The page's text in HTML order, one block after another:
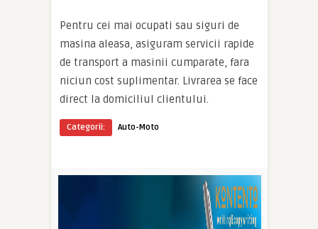
Pentru cei mai ocupati sau siguri de
masina aleasa, asiguram servicii rapide
de transport a masinii cumparate, fara
niciun cost suplimentar. Livrarea se face
direct la domiciliul clientului.
Categorii: Auto-Moto